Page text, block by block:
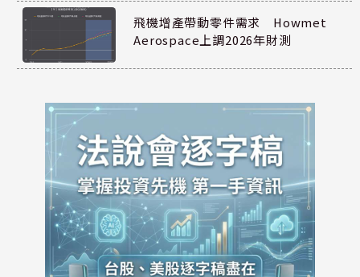
飛機增產帶動零件需求 Howmet
Aerospace上調2026年財測